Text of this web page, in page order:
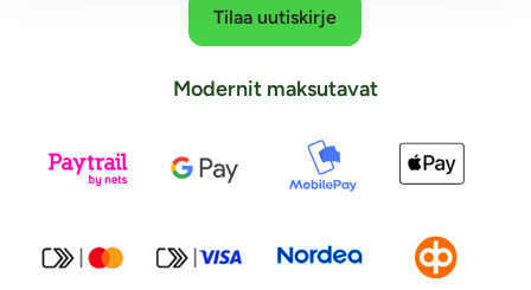
Tilaa uutiskirje
Modernit maksutavat